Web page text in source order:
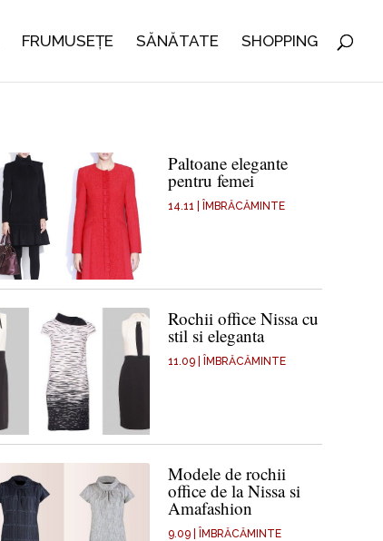
FRUMUSEȚE SĂNĂTATE SHOPPING
Paltoane elegante
pentru femei
14.11 ÎMBRĂCĂMINTE
Rochii office Nissa cu
stil si eleganta
11.09 ÎMBRĂCĂMINTE
Modele de rochii
office de la Nissa si
Amafashion
9.09 ÎMBRĂCĂMINTE